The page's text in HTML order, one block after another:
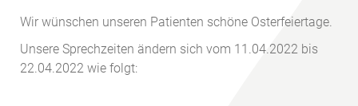
Wir wünschen unseren Patienten schöne Osterfeiertage.
Unsere Sprechzeiten ändern sich vom 11.04.2022 bis
22.04.2022 wie folgt: